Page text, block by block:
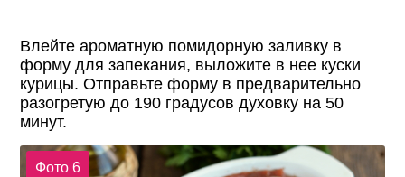
Влейте ароматную помидорную заливку в
форму для запекания, выложите в нее куски
курицы. Отправьте форму в предварительно
разогретую до 190 градусов духовку на 50
минут.
Фото 6